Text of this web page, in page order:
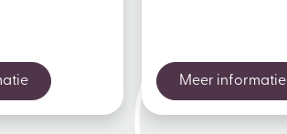
Meer informatie